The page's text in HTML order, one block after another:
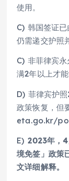
使用。
C) 韩国签证
仍需递交护照
C) 非菲律宾
满2年以上才能
D) 菲律宾护
政策恢复，
eta.go.kr/
E) 2023年，4
境免签」政策
文详细解释。